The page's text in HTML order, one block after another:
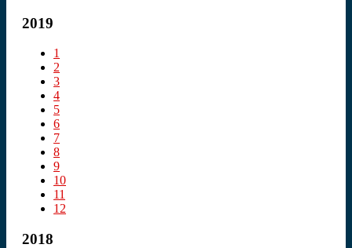
2019
1
2
3
4
5
6
7
8
9
10
11
12
2018